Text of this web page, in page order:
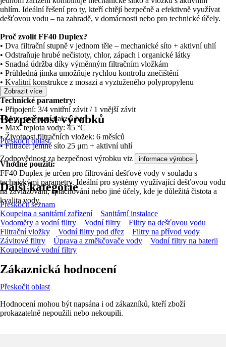
uhlím. Ideální řešení pro ty, kteří chtějí bezpečně a efektivně využívat
dešťovou vodu – na zahradě, v domácnosti nebo pro technické účely.
Proč zvolit FF40 Duplex?
• Dva filtrační stupně v jednom těle – mechanické síto + aktivní uhlí
• Odstraňuje hrubé nečistoty, chlor, zápach i organické látky
• Snadná údržba díky výměnným filtračním vložkám
• Průhledná jímka umožňuje rychlou kontrolu znečištění
• Kvalitní konstrukce z mosazi a vyztuženého polypropylenu
Technické parametry:
• Připojení: 3/4 vnitřní závit / 1 vnější závit
• Max. pracovní tlak: 6 bar
• Max. teplota vody: 45 °C
• Životnost filtračních vložek: 6 měsíců
• Filtrace: jemné síto 25 μm + aktivní uhlí
Vhodné použití:
FF40 Duplex je určen pro filtrování dešťové vody v souladu s
technickými parametry. Ideální pro systémy využívající dešťovou vodu
na zavlažování, splachování nebo jiné účely, kde je důležitá čistota a
kvalita vody.
Zobrazit více
Bezpečnost výrobků
Přeskočit oblast
Zodpovědnost za bezpečnost výrobku viz informace výrobce .
Další kategorie
Přeskočit seznam
Koupelna a sanitární zařízení
Sanitární instalace
Vodoměry a vodní filtry
Vodní filtry
Filtry na dešťovou vodu
Filtrační vložky
Vodní filtry pod dřez
Filtry na přívod vody
Závitové filtry
Úprava a změkčovače vody
Vodní filtry na baterii
Koupelnové vodní filtry
Zákaznická hodnocení
Přeskočit oblast
Hodnocení mohou být napsána i od zákazníků, kteří zboží
prokazatelně nepoužili nebo nekoupili.